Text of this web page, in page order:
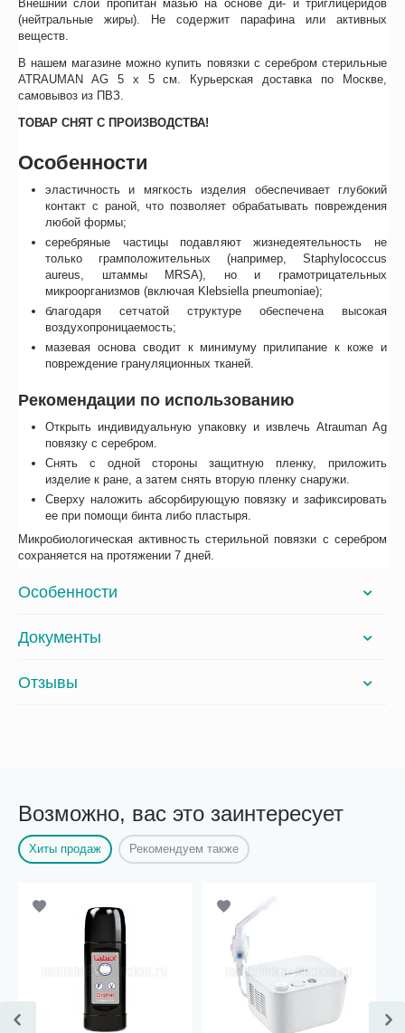
Внешний слой пропитан мазью на основе ди- и триглицеридов
(нейтральные жиры). Не содержит парафина или активных
веществ.
В нашем магазине можно купить повязки с серебром стерильные
ATRAUMAN AG 5 х 5 см. Курьерская доставка по Москве,
самовывоз из ПВЗ.
ТОВАР СНЯТ С ПРОИЗВОДСТВА!
Особенности
эластичность и мягкость изделия обеспечивает глубокий
контакт с раной, что позволяет обрабатывать повреждения
любой формы;
серебряные частицы подавляют жизнедеятельность не
только грамположительных (например, Staphylococcus
aureus, штаммы MRSA), но и грамотрицательных
микроорганизмов (включая Klebsiella pneumoniae);
благодаря сетчатой структуре обеспечена высокая
воздухопроницаемость;
мазевая основа сводит к минимуму прилипание к коже и
повреждение грануляционных тканей.
Рекомендации по использованию
Открыть индивидуальную упаковку и извлечь Atrauman Ag
повязку с серебром.
Снять с одной стороны защитную пленку, приложить
изделие к ране, а затем снять вторую пленку снаружи.
Сверху наложить абсорбирующую повязку и зафиксировать
ее при помощи бинта либо пластыря.
Микробиологическая активность стерильной повязки с серебром
сохраняется на протяжении 7 дней.
Особенности
Документы
Отзывы
Возможно, вас это заинтересует
Хиты продаж Рекомендуем также